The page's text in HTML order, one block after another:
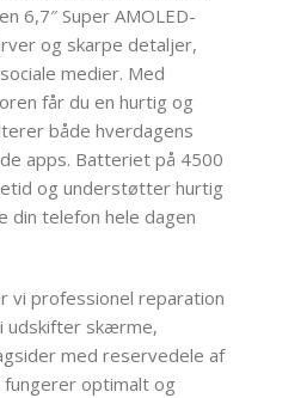
6,7″ Super AMOLED-
og skarpe detaljer,
medier. Med
får du en hurtig og
både hverdagens
apps. Batteriet på 4500
og understøtter hurtig
din telefon hele dagen
vi professionel reparation
udskifter skærme,
med reservedele af
optimalt og